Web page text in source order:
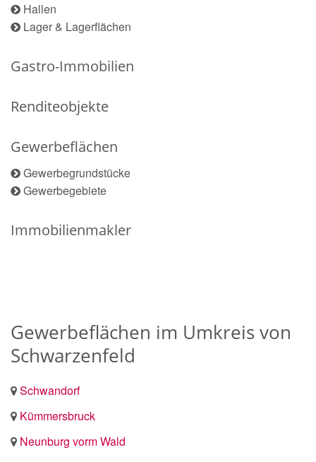
Hallen
Lager & Lagerflächen
Gastro-Immobilien
Renditeobjekte
Gewerbeflächen
Gewerbegrundstücke
Gewerbegebiete
Immobilienmakler
Gewerbeflächen im Umkreis von
Schwarzenfeld
Schwandorf
Kümmersbruck
Neunburg vorm Wald